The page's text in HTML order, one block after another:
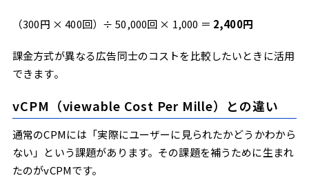
（300円 × 400回）÷ 50,000回 × 1,000 ＝ 2,400円
課金方式が異なる広告同士のコストを比較したいときに活用
できます。
vCPM（viewable Cost Per Mille）との違い
通常のCPMには「実際にユーザーに見られたかどうかわから
ない」という課題があります。その課題を補うために生まれ
たのがvCPMです。